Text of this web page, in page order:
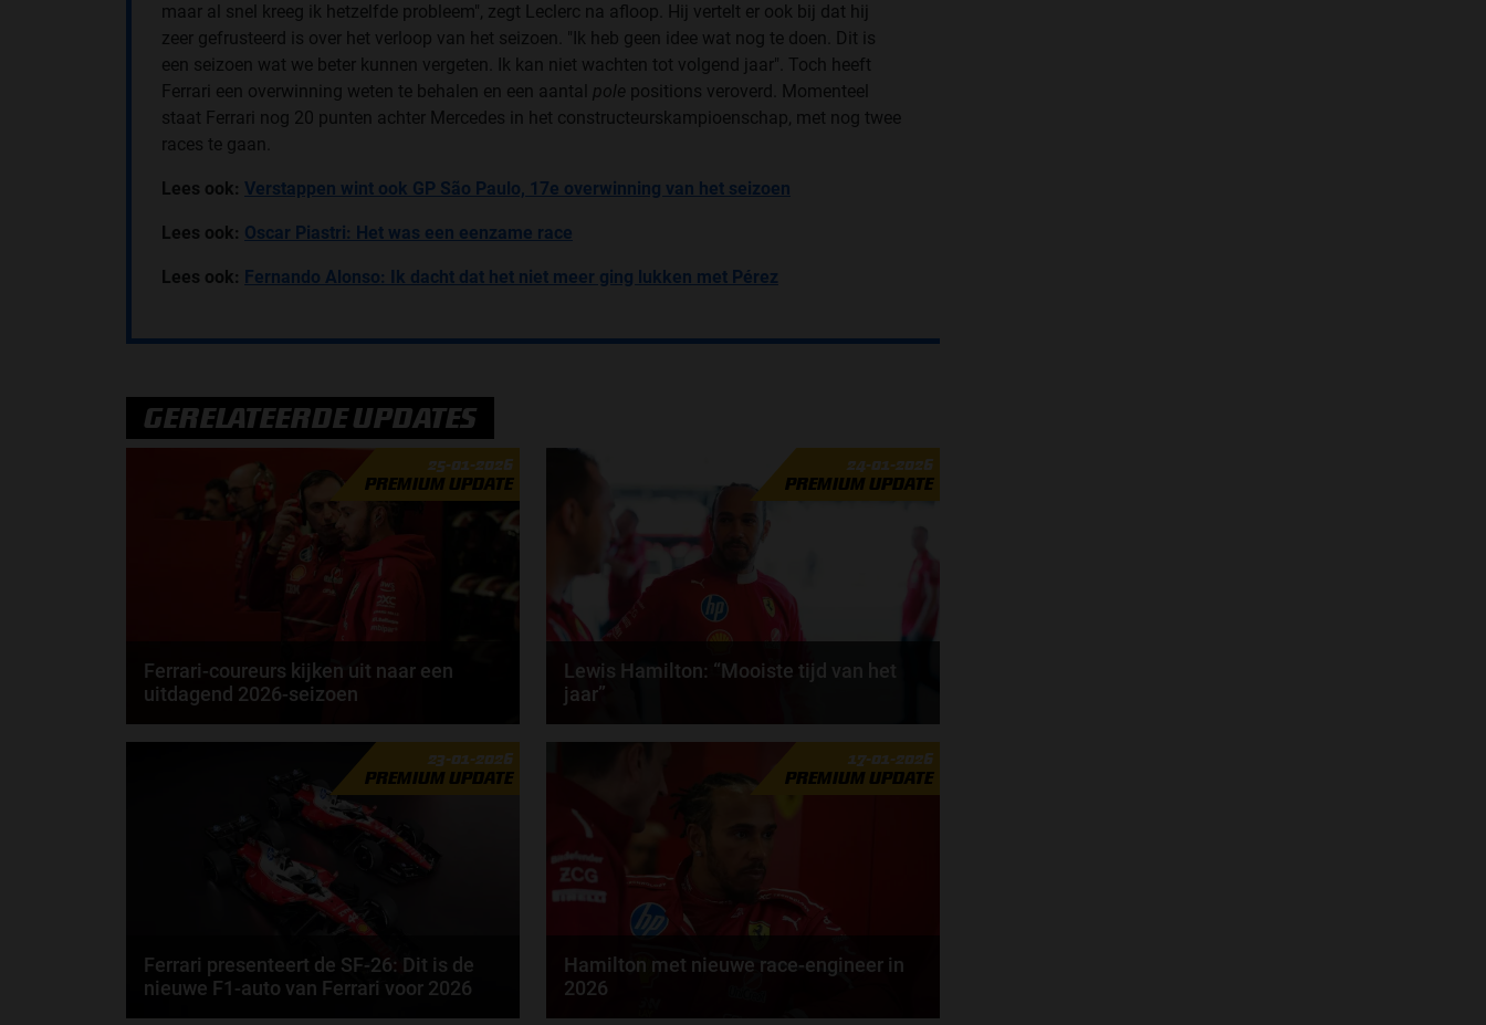
maar al snel kreeg ik hetzelfde probleem", zegt Leclerc na afloop. Hij vertelt er ook bij dat hij
zeer gefrusteerd is over het verloop van het seizoen. "Ik heb geen idee wat nog te doen. Dit is
een seizoen wat we beter kunnen vergeten. Ik kan niet wachten tot volgend jaar". Toch heeft
Ferrari een overwinning weten te behalen en een aantal pole positions veroverd. Momenteel
staat Ferrari nog 20 punten achter Mercedes in het constructeurskampioenschap, met nog twee
races te gaan.
Lees ook: Verstappen wint ook GP São Paulo, 17e overwinning van het seizoen
Lees ook: Oscar Piastri: Het was een eenzame race
Lees ook: Fernando Alonso: Ik dacht dat het niet meer ging lukken met Pérez
GERELATEERDE UPDATES
25-01-2026
PREMIUM UPDATE
Ferrari-coureurs kijken uit naar een
uitdagend 2026-seizoen
Lewis Hamilton rijdt in 2027 al 20 jaar in de Formule
1. Toch geeft de Brit aan dat 2026 misschien...
24-01-2026
PREMIUM UPDATE
Lewis Hamilton: “Mooiste tijd van het
jaar”
Het Formule 1-seizoen van 2026 staat op het punt
van beginnen, volgens Lewis Hamilton is dat de...
door
23-01-2026
PREMIUM UPDATE
Ferrari presenteert de SF-26: Dit is de
nieuwe F1-auto van Ferrari voor 2026
17-01-2026
PREMIUM UPDATE
Hamilton met nieuwe race-engineer in
2026